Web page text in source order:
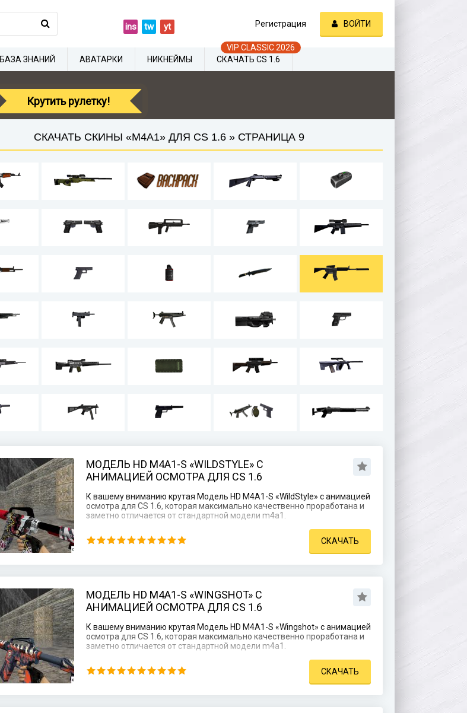
СКАЧАТЬ СКИНЫ «M4A1» ДЛЯ CS 1.6 » СТРАНИЦА 9
МОДЕЛЬ HD M4A1-S «WILDSTYLE» С
АНИМАЦИЕЙ ОСМОТРА ДЛЯ CS 1.6
К вашему вниманию крутая Модель HD M4A1-S «WildStyle» с анимацией
осмотра для CS 1.6, которая максимально качественно проработана и
заметно отличается от стандартной модели m4a1.
СКАЧАТЬ
МОДЕЛЬ HD M4A1-S «WINGSHOT» С
АНИМАЦИЕЙ ОСМОТРА ДЛЯ CS 1.6
К вашему вниманию крутая Модель HD M4A1-S «Wingshot» с анимацией
осмотра для CS 1.6, которая максимально качественно проработана и
заметно отличается от стандартной модели m4a1.
СКАЧАТЬ
ins tw yt Регистрация ВОЙТИ
БАЗА ЗНАНИЙ АВАТАРКИ НИКНЕЙМЫ СКАЧАТЬ CS 1.6
Крутить рулетку!